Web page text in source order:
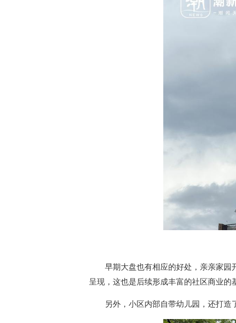
早期大盘也有相应的好处，亲亲家园
呈现，这也是后续形成丰富的社区商业的
另外，小区内部自带幼儿园，还打造